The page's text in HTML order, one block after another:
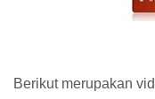
Berikut merupakan